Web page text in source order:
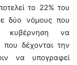
το 22% του
δύο νόμους που
κυβέρνηση να
δέχονται την
να υπογραφεί